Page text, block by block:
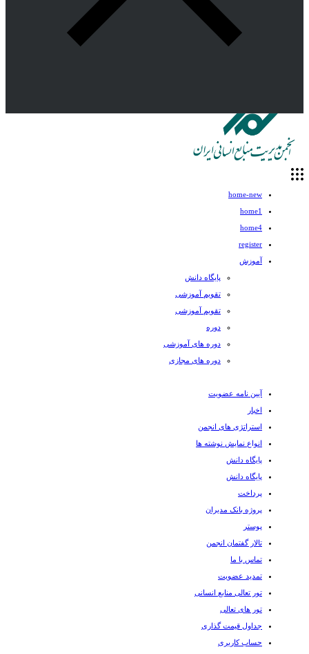
home-new
home1
home4
register
آموزش
پایگاه دانش
تقویم آموزشی
تقویم آموزشی
دوره
دوره های آموزشی
دوره های مجازی
آیین نامه عضویت
اخبار
استراتژی های انجمن
انواع نمایش نوشته ها
پایگاه دانش
پایگاه دانش
پرداخت
پروژه بانک مدیران
پوستر
تالار گفتمان انجمن
تماس با ما
تمدید عضویت
تور تعالی منابع انسانی
تور های تعالی
جداول قیمت گذاری
حساب کاربری